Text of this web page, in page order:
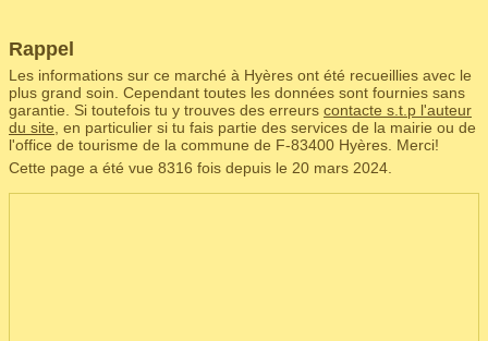
Rappel
Les informations sur ce marché à Hyères ont été recueillies avec le
plus grand soin. Cependant toutes les données sont fournies sans
garantie. Si toutefois tu y trouves des erreurs contacte s.t.p l'auteur
du site , en particulier si tu fais partie des services de la mairie ou de
l'office de tourisme de la commune de F‑83400 Hyères. Merci!
Cette page a été vue 8316 fois depuis le 20 mars 2024.